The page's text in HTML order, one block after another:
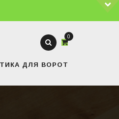
0
ДЛЯ ВОРОТ